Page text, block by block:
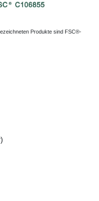
Produkte sind FSC®-